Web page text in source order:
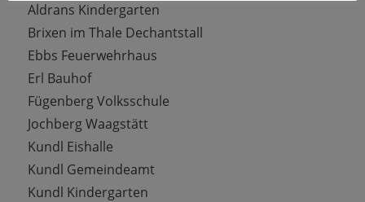
Aldrans Kindergarten
Brixen im Thale Dechantstall
Ebbs Feuerwehrhaus
Erl Bauhof
Fügenberg Volksschule
Jochberg Waagstätt
Kundl Eishalle
Kundl Gemeindeamt
Kundl Kindergarten